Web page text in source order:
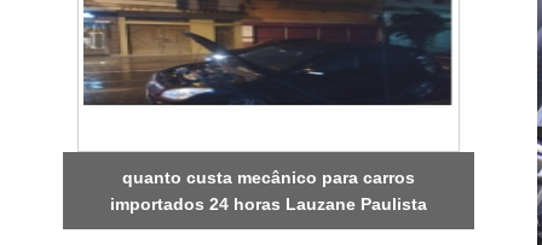
quanto custa mecânico para carros
importados 24 horas Lauzane Paulista